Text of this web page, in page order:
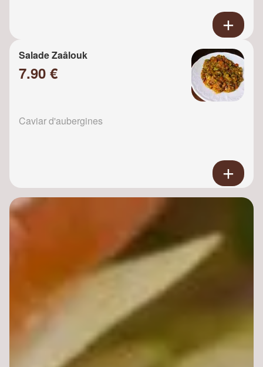
Salade Zaâlouk
7.90 €
Caviar d'aubergines